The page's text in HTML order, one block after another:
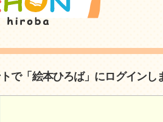
で「絵本ひろば」にログインし